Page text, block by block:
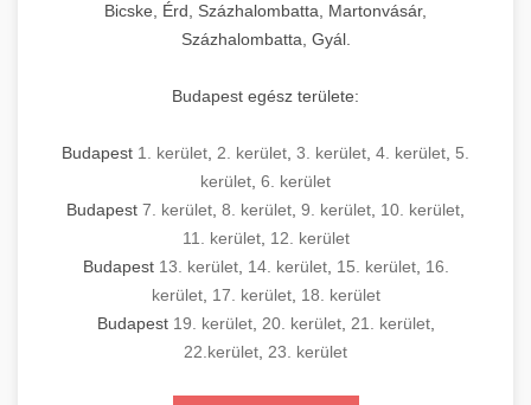
Bicske, Érd, Százhalombatta, Martonvásár,
Százhalombatta, Gyál.
Budapest egész területe:
Budapest 1. kerület, 2. kerület, 3. kerület, 4. kerület, 5.
kerület, 6. kerület
Budapest 7. kerület, 8. kerület, 9. kerület, 10. kerület,
11. kerület, 12. kerület
Budapest 13. kerület, 14. kerület, 15. kerület, 16.
kerület, 17. kerület, 18. kerület
Budapest 19. kerület, 20. kerület, 21. kerület,
22.kerület, 23. kerület